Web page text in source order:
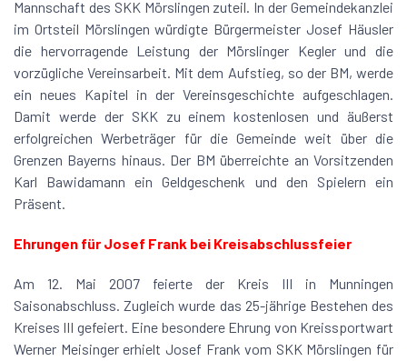
Mannschaft des SKK Mörslingen zuteil. In der Gemeindekanzlei
im Ortsteil Mörslingen würdigte Bürgermeister Josef Häusler
die hervorragende Leistung der Mörslinger Kegler und die
vorzügliche Vereinsarbeit. Mit dem Aufstieg, so der BM, werde
ein neues Kapitel in der Vereinsgeschichte aufgeschlagen.
Damit werde der SKK zu einem kostenlosen und äußerst
erfolgreichen Werbeträger für die Gemeinde weit über die
Grenzen Bayerns hinaus. Der BM überreichte an Vorsitzenden
Karl Bawidamann ein Geldgeschenk und den Spielern ein
Präsent.
Ehrungen für Josef Frank bei Kreisabschlussfeier
Am 12. Mai 2007 feierte der Kreis III in Munningen
Saisonabschluss. Zugleich wurde das 25-jährige Bestehen des
Kreises III gefeiert. Eine besondere Ehrung von Kreissportwart
Werner Meisinger erhielt Josef Frank vom SKK Mörslingen für